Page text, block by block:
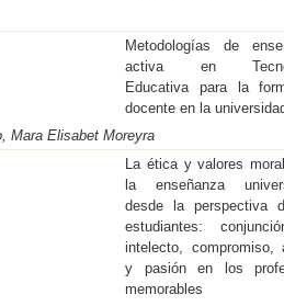
Metodologías de
activa en
Educativa para la
docente en la
Mara Elisabet Moreyra
La ética y valores
la enseñanza
desde la perspectiva
estudiantes:
intelecto, compromiso,
y pasión en los
memorables